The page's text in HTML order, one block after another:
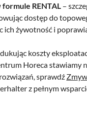
RENTAL –
dostęp do
ich żywotność i
koszty
Horeca stawiamy
sprawdź
z pełnym